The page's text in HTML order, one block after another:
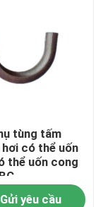
tùng tấm
có thể uốn
thể uốn cong
Gửi yêu cầu